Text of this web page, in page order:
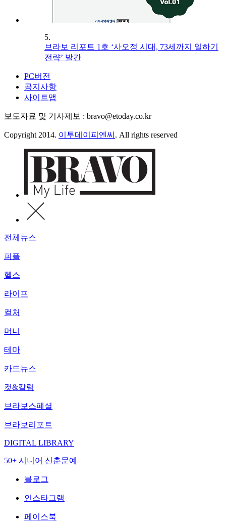
5.
브라보 리포트 1호 ‘사오정 시대, 73세까지 일하기
전략’ 발간
PC버전
공지사항
사이트맵
보도자료 및 기사제보 : bravo@etoday.co.kr
Copyright 2014. 이투데이피엔씨 . All rights reserved
전체뉴스
피플
헬스
라이프
컬처
머니
테마
카드뉴스
컷&칼럼
브라보스페셜
브라보리포트
DIGITAL LIBRARY
50+ 시니어 신춘문예
블로그
인스타그램
페이스북